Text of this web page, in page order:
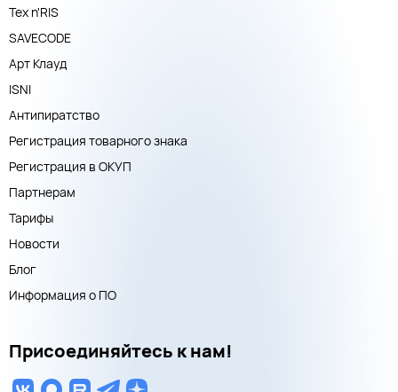
Тех n'RIS
SAVECODE
Арт Клауд
ISNI
Антипиратство
Регистрация товарного знака
Регистрация в ОКУП
Партнерам
Тарифы
Новости
Блог
Информация о ПО
Присоединяйтесь к нам!